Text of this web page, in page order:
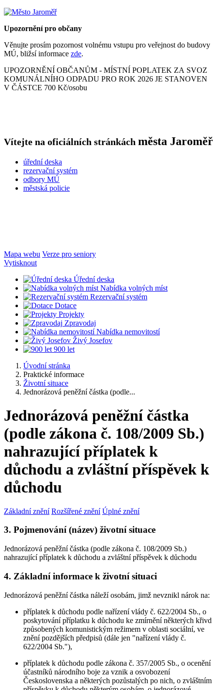
Upozornění pro občany
Věnujte prosím pozornost volnému vstupu pro veřejnost do budovy
MÚ, bližsí informace zde.
UPOZORNĚNÍ OBČANŮM - MÍSTNÍ POPLATEK ZA SVOZ
KOMUNÁLNÍHO ODPADU PRO ROK 2026 JE STANOVEN
V ČÁSTCE 700 Kč/osobu
Vítejte na oficiálních stránkách města Jaroměř
úřední deska
rezervační systém
odbory MÚ
městská policie
Mapa webu Verze pro seniory
Vytisknout
Úřední deska
Nabídka volných míst
Rezervační systém
Dotace
Projekty
Zpravodaj
Nabídka nemovitostí
Živý Josefov
900 let
Úvodní stránka
Praktické informace
Životní situace
Jednorázová peněžní částka (podle...
Jednorázová peněžní částka
(podle zákona č. 108/2009 Sb.)
nahrazující příplatek k
důchodu a zvláštní příspěvek k
důchodu
Základní znění Rozšířené znění Úplné znění
3. Pojmenování (název) životní situace
Jednorázová peněžní částka (podle zákona č. 108/2009 Sb.)
nahrazující příplatek k důchodu a zvláštní příspěvek k důchodu
4. Základní informace k životní situaci
Jednorázová peněžní částka náleží osobám, jimž nevznikl nárok na:
příplatek k důchodu podle nařízení vlády č. 622/2004 Sb., o
poskytování příplatku k důchodu ke zmírnění některých křivd
způsobených komunistickým režimem v oblasti sociální, ve
znění pozdějších předpisů (dále jen "nařízení vlády č.
622/2004 Sb."),
příplatek k důchodu podle zákona č. 357/2005 Sb., o ocenění
účastníků národního boje za vznik a osvobození
Československa a některých pozůstalých po nich, o zvláštním